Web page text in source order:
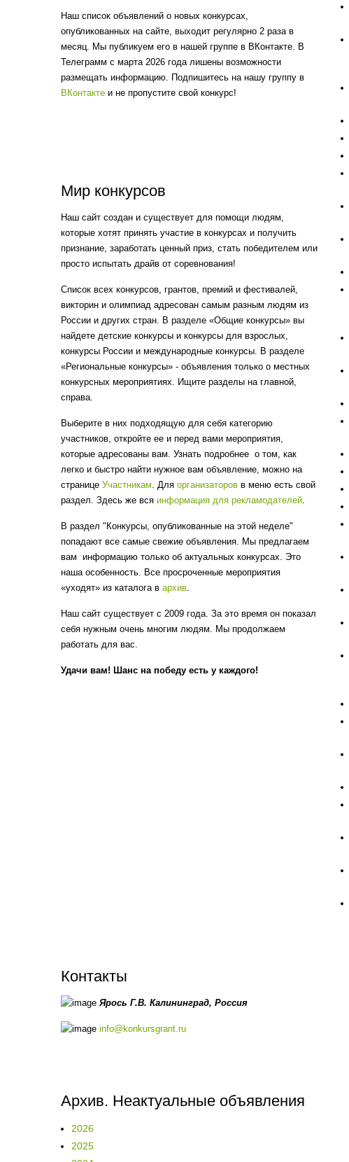
Наш список объявлений о новых конкурсах,
опубликованных на сайте, выходит регулярно 2 раза в
месяц. Мы публикуем его в нашей группе в ВКонтакте. В
Телеграмм с марта 2026 года лишены возможности
размещать информацию. Подпишитесь на нашу группу в
ВКонтакте и не пропустите свой конкурс!
Мир конкурсов
Наш сайт создан и существует для помощи людям,
которые хотят принять участие в конкурсах и получить
признание, заработать ценный приз, стать победителем или
просто испытать драйв от соревнования!
Список всех конкурсов, грантов, премий и фестивалей,
викторин и олимпиад адресован самым разным людям из
России и других стран. В разделе «Общие конкурсы» вы
найдете детские конкурсы и конкурсы для взрослых,
конкурсы России и международные конкурсы. В разделе
«Региональные конкурсы» - объявления только о местных
конкурсных мероприятиях. Ищите разделы на главной,
справа.
Выберите в них подходящую для себя категорию
участников, откройте ее и перед вами мероприятия,
которые адресованы вам. Узнать подробнее о том, как
легко и быстро найти нужное вам объявление, можно на
странице Участникам. Для организаторов в меню есть свой
раздел. Здесь же вся информация для рекламодателей.
В раздел "Конкурсы, опубликованные на этой неделе"
попадают все самые свежие объявления. Мы предлагаем
вам информацию только об актуальных конкурсах. Это
наша особенность. Все просроченные мероприятия
«уходят» из каталога в архив.
Наш сайт существует с 2009 года. За это время он показал
себя нужным очень многим людям. Мы продолжаем
работать для вас.
Удачи вам! Шанс на победу есть у каждого!
Контакты
Ярось Г.В. Калининград, Россия
info@konkursgrant.ru
Архив. Неактуальные объявления
2026
2025